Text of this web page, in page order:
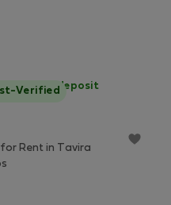
·No deposit
Verified
Rent in Tavira